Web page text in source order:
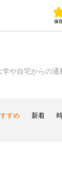
保
や自宅からの通
すめ 新着